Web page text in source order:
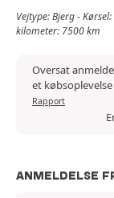
Vejtype: Bjerg -
kilometer: 7500 km
Oversat
et købsoplevelse
Rapport
ANMELDELSE